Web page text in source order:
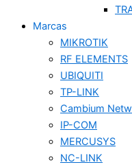
Marcas
MIKROTIK
RF ELEMENTS
UBIQUITI
TP-LINK
Cambium
IP-COM
MERCUSYS
NC-LINK